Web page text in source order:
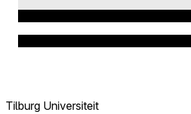
Tilburg Universiteit